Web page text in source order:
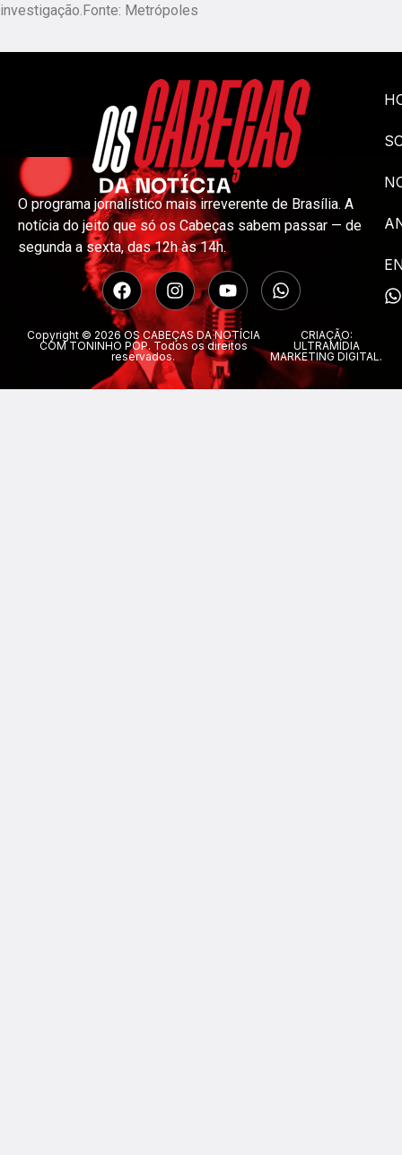
investigação.Fonte: Metrópoles
O programa jornalístico mais irreverente de Brasília. A
notícia do jeito que só os Cabeças sabem passar — de
segunda a sexta, das 12h às 14h.
Copyright © 2026 OS CABEÇAS DA NOTÍCIA
COM TONINHO POP. Todos os direitos
reservados.
CRIAÇÃO:
ULTRAMÍDIA
MARKETING DIGITAL.